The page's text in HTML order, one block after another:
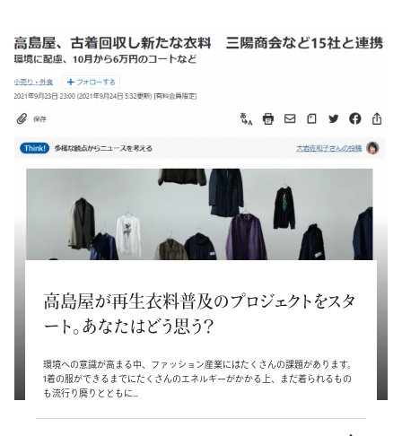
高島屋が再生衣料普及のプロジェクトをスタ
ート。あなたはどう思う？
環境への意識が高まる中、ファッション産業にはたくさんの課題があります。
1着の服ができるまでにたくさんのエネルギーがかかる上、まだ着られるもの
も流行り廃りとともに...